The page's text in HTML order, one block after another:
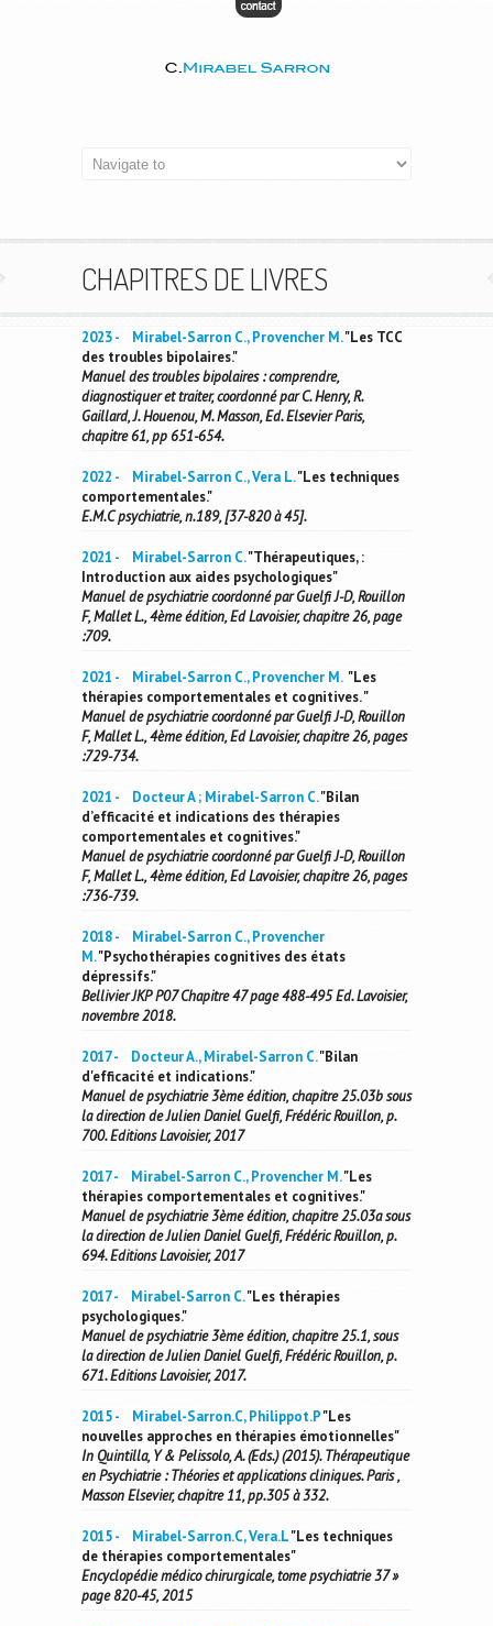
CHAPITRES DE LIVRES
2023 - Mirabel-Sarron C., Provencher M."Les TCC
des troubles bipolaires."
Manuel des troubles bipolaires : comprendre,
diagnostiquer et traiter, coordonné par C. Henry, R.
Gaillard, J. Houenou, M. Masson, Ed. Elsevier Paris,
chapitre 61, pp 651-654.
2022 - Mirabel-Sarron C., Vera L."Les techniques
comportementales."
E.M.C psychiatrie, n.189, [37-820 à 45].
2021 - Mirabel-Sarron C."Thérapeutiques, :
Introduction aux aides psychologiques"
Manuel de psychiatrie coordonné par Guelfi J-D, Rouillon
F, Mallet L., 4ème édition, Ed Lavoisier, chapitre 26, page
:709.
2021 - Mirabel-Sarron C., Provencher M. "Les
thérapies comportementales et cognitives. "
Manuel de psychiatrie coordonné par Guelfi J-D, Rouillon
F, Mallet L., 4ème édition, Ed Lavoisier, chapitre 26, pages
:729-734.
2021 - Docteur A ; Mirabel-Sarron C."Bilan
d’efficacité et indications des thérapies
comportementales et cognitives."
Manuel de psychiatrie coordonné par Guelfi J-D, Rouillon
F, Mallet L., 4ème édition, Ed Lavoisier, chapitre 26, pages
:736-739.
2018 - Mirabel-Sarron C., Provencher
M."Psychothérapies cognitives des états
dépressifs."
Bellivier JKP P07 Chapitre 47 page 488-495 Ed. Lavoisier,
novembre 2018.
2017 - Docteur A., Mirabel-Sarron C."Bilan
d'efficacité et indications."
Manuel de psychiatrie 3ème édition, chapitre 25.03b sous
la direction de Julien Daniel Guelfi, Frédéric Rouillon, p.
700. Editions Lavoisier, 2017
2017 - Mirabel-Sarron C., Provencher M."Les
thérapies comportementales et cognitives."
Manuel de psychiatrie 3ème édition, chapitre 25.03a sous
la direction de Julien Daniel Guelfi, Frédéric Rouillon, p.
694. Editions Lavoisier, 2017
2017 - Mirabel-Sarron C."Les thérapies
psychologiques."
Manuel de psychiatrie 3ème édition, chapitre 25.1, sous
la direction de Julien Daniel Guelfi, Frédéric Rouillon, p.
671. Editions Lavoisier, 2017.
2015 - Mirabel-Sarron.C, Philippot.P"Les
nouvelles approches en thérapies émotionnelles"
In Quintilla, Y & Pelissolo, A. (Eds.) (2015). Thérapeutique
en Psychiatrie : Théories et applications cliniques. Paris ,
Masson Elsevier, chapitre 11, pp.305 à 332.
2015 - Mirabel-Sarron.C, Vera.L"Les techniques
de thérapies comportementales"
Encyclopédie médico chirurgicale, tome psychiatrie 37 »
page 820-45, 2015